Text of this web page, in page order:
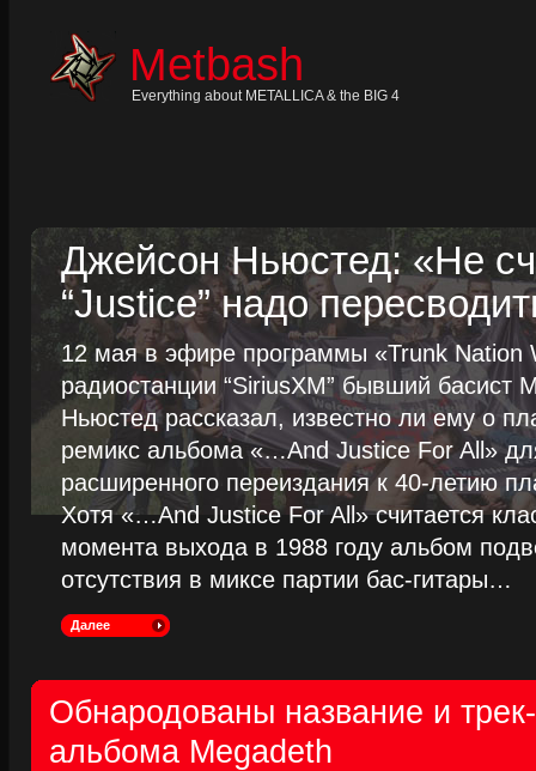
Metbash
Everything about METALLICA & the BIG 4
Джейсон Ньюстед: «Не
“Justice” надо
12 мая в эфире программы «Trunk Nation
радиостанции “SiriusXM” бывший басист
Ньюстед рассказал, известно ли ему о
ремикс альбома «…And Justice For All»
расширенного переиздания к 40-летию
Хотя «…And Justice For All» считается
момента выхода в 1988 году альбом
отсутствия в миксе партии бас-гитары…
Далее
Обнародованы название и
альбома Megadeth